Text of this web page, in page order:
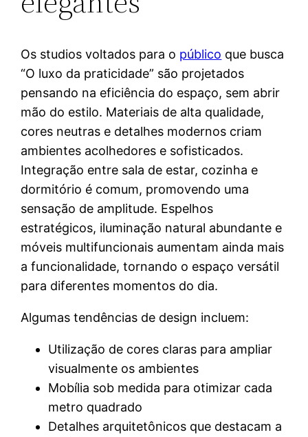
Os studios voltados para o público que busca
“O luxo da praticidade” são projetados
pensando na eficiência do espaço, sem abrir
mão do estilo. Materiais de alta qualidade,
cores neutras e detalhes modernos criam
ambientes acolhedores e sofisticados.
Integração entre sala de estar, cozinha e
dormitório é comum, promovendo uma
sensação de amplitude. Espelhos
estratégicos, iluminação natural abundante e
móveis multifuncionais aumentam ainda mais
a funcionalidade, tornando o espaço versátil
para diferentes momentos do dia.
Algumas tendências de design incluem:
Utilização de cores claras para ampliar
visualmente os ambientes
Mobília sob medida para otimizar cada
metro quadrado
Detalhes arquitetônicos que destacam a